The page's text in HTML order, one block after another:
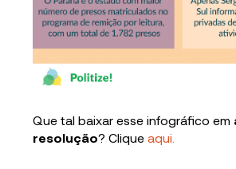
Que tal baixar esse infográfico em
resolução? Cliqueaqui.